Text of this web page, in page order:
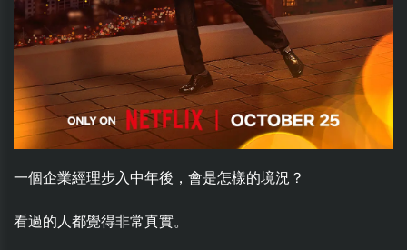
一個企業經理步入中年後，會是怎樣的境況？
看過的人都覺得非常真實。